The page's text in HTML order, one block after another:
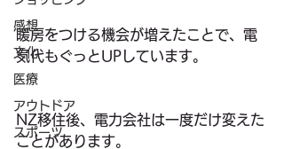
感想
文化
医療
アウトドア
スポーツ
暖房をつける機会が増えたことで、電
気代もぐっとUPしています。
NZ移住後、電力会社は一度だけ変えた
ことがあります。